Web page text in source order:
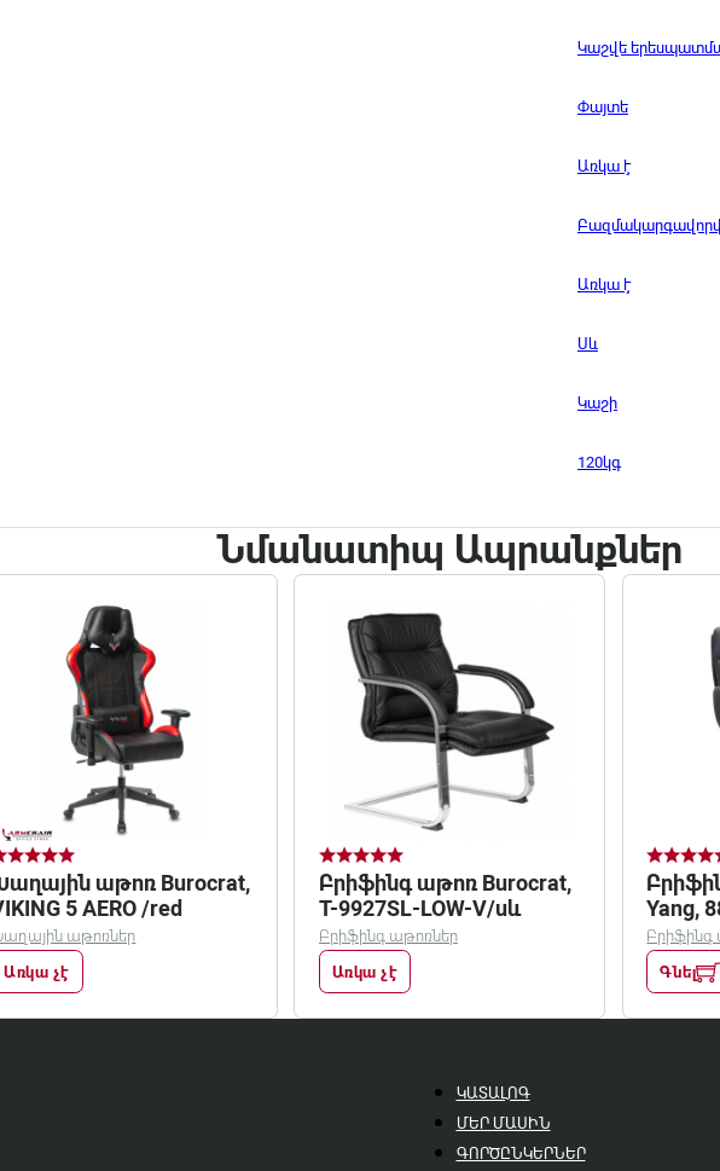
Կաշվե
Փայտե
Առկա է
Առկա է
Սև
Կաշի
120կգ
Նմանատիպ Ապրանքներ
աթոռ Burocrat,
5 AERO /red
աթոռներ
Առկա չէ
Բրիֆինգ աթոռ Burocrat,
T-9927SL-LOW-V/սև
Բրիֆինգ աթոռներ
Առկա չէ
Yang,
Բրիֆինգ
Գնել
ԿԱՏԱԼՈԳ
ՄԵՐ ՄԱՍԻՆ
ԳՈՐԾԸՆԿԵՐՆԵՐ